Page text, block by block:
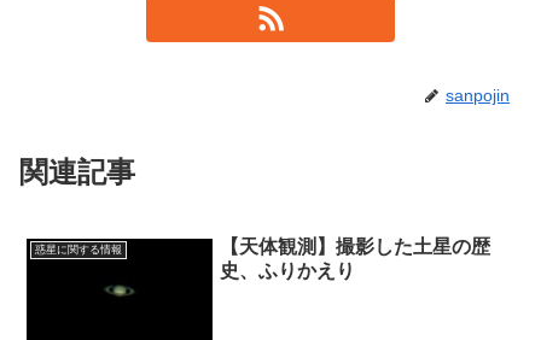
sanpojin
関連記事
惑星に関する情報
【天体観測】撮影した土星の歴
史、ふりかえり